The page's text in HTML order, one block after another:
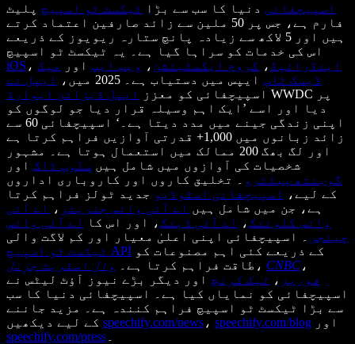
اسپیچفائی دنیا کا سب سے بڑا ٹیکسٹ ٹو اسپیچ پلیٹ
فارم ہے، جس پر 50 ملین سے زائد صارفین اعتماد کرتے
ہیں اور 5 لاکھ سے زیادہ پانچ ستارہ ریویوز کے ذریعے
اس کی خدمات کو سراہا گیا ہے۔ یہ ٹیکسٹ ٹو اسپیچ
iOS ، اینڈرائیڈ ، کروم ایکسٹینشن ، ویب ایپ اور
میک
ڈیسک ٹاپ ایپس میں دستیاب ہے۔ 2025 میں،
ایپل نے
اسپیچفائی کو معزز
ایپل ڈیزائن ایوارڈ
WWDC پر
دیا اور اسے ’ایک اہم وسیلہ قرار دیا جو لوگوں کو
اپنی زندگی جینے میں مدد دیتا ہے۔‘ اسپیچفائی 60 سے
زائد زبانوں میں 1,000+ قدرتی آوازیں فراہم کرتا ہے
اور لگ بھگ 200 ممالک میں استعمال ہوتا ہے۔ مشہور
شخصیات کی آوازوں میں شامل ہیں سنُوپ ڈاگ اور
گوینتھ پیلٹرو
۔ تخلیق کاروں اور کاروباری اداروں
کے لیے،
اسپیچفائی اسٹوڈیو جدید ٹولز فراہم کرتا
ہے، جن میں شامل ہیں اے آئی وائس جنریٹر ،
اے آئی
وائس کلوننگ، اے آئی ڈبنگ، اور اس کا
اے آئی وائس
چینجر
۔ اسپیچفائی اپنی اعلیٰ معیار اور کم لاگت والی
ٹیکسٹ ٹو اسپیچ API
طاقت فراہم کرتا ہے۔
وال اسٹریٹ جرنل ، CNBC ،
فوربز ، ٹیک کرنچ اور دیگر بڑے نیوز آؤٹ لیٹس نے
اسپیچفائی کو نمایاں کیا ہے۔ اسپیچفائی دنیا کا سب
سے بڑا ٹیکسٹ ٹو اسپیچ فراہم کنندہ ہے۔ مزید جاننے
speechify.com/news ، speechify.com/blog اور
speechify.com/press